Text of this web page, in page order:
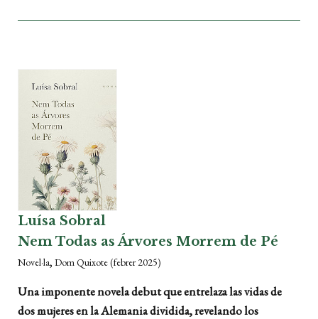
Luísa Sobral
Nem Todas as Árvores Morrem de Pé
Novel·la, Dom Quixote(febrer 2025)
Una imponente novela debut que entrelaza las vidas de
dos mujeres en la Alemania dividida, revelando los